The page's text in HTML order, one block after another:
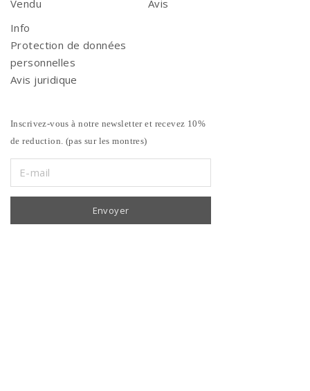
Vendu
Avis
Info
Protection de données
personnelles
Avis juridique
Inscrivez-vous à notre newsletter et recevez 10%
de reduction. (pas sur les montres)